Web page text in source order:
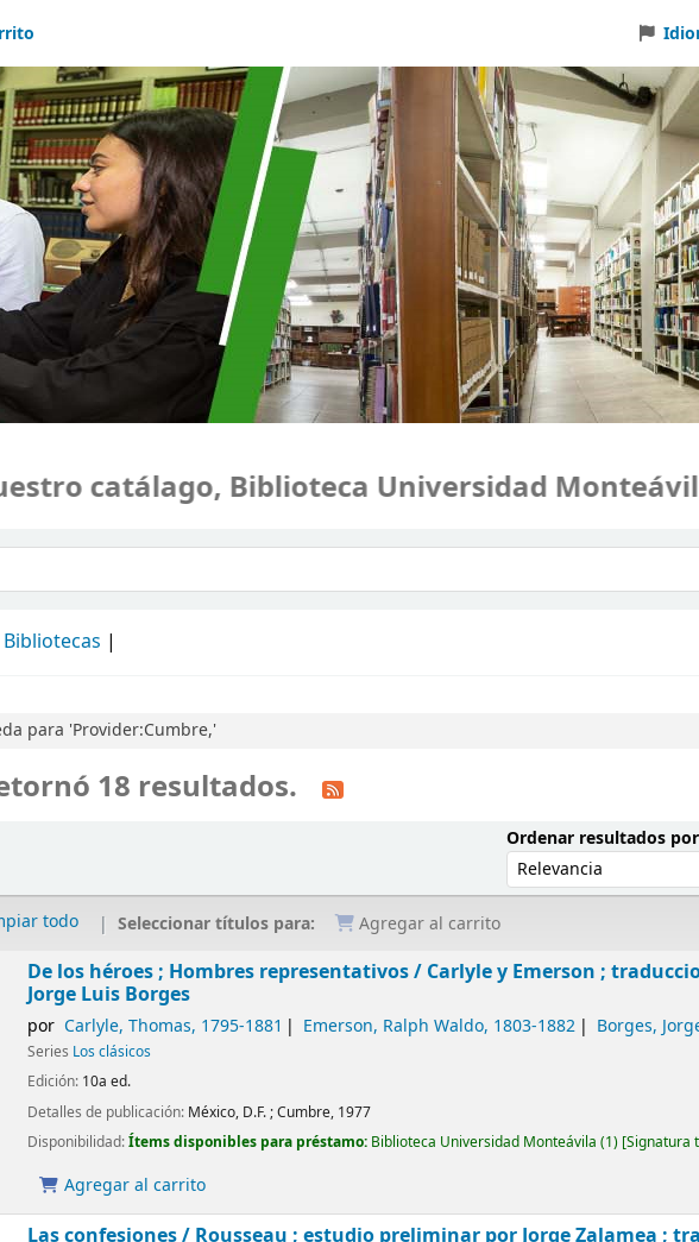
catálago, Biblioteca Universidad Monteávila
Bibliotecas
para 'Provider:Cumbre,'
18 resultados.
Ordenar resultados
todo Seleccionar títulos para: Agregar al carrito
De los héroes ; Hombres representativos / Carlyle y Emerson ;
Jorge Luis Borges
por Carlyle, Thomas, 1795-1881 Emerson, Ralph Waldo, 1803-1882 Borges,
Series Los clásicos
Edición: 10a ed.
Detalles de publicación: México, D.F. ;Cumbre, 1977
Disponibilidad:Ítems disponibles para préstamo: Biblioteca Universidad Monteávila (1) Signatura
Agregar al carrito
Las confesiones / Rousseau ; estudio preliminar por Jorge Zalamea ;